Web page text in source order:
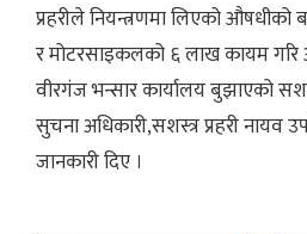
प्रहरीले नियन्त्रणमा लिएको
र मोटरसाइकलको ६ लाख कायम
वीरगंज भन्सार कार्यालय बुझाएको
सुचना अधिकारी,सशस्त्र प्रहरी नायव
जानकारी दिए ।